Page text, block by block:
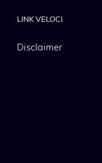
LINK VELOCI
Disclaimer